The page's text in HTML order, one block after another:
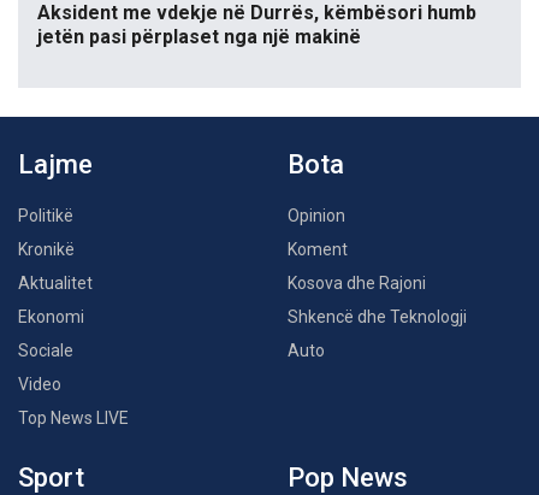
Aksident me vdekje në Durrës, këmbësori humb
jetën pasi përplaset nga një makinë
Lajme
Politikë
Kronikë
Aktualitet
Ekonomi
Sociale
Video
Top News LIVE
Bota
Opinion
Koment
Kosova dhe Rajoni
Shkencë dhe Teknologji
Auto
Sport Pop News